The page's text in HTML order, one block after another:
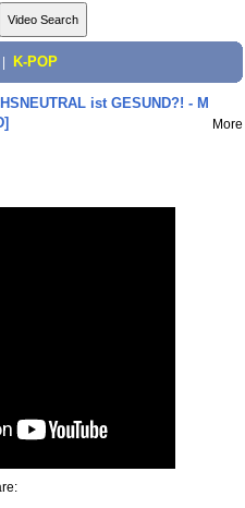
K-POP
ist GESUND?! - M
More